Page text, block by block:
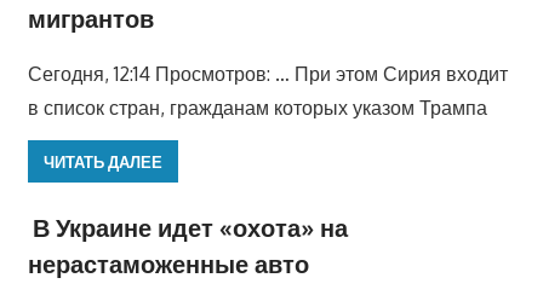
мигрантов
Сегодня, 12:14 Просмотров: … При этом Сирия входит
в список стран, гражданам которых указом Трампа
ЧИТАТЬ ДАЛЕЕ
В Украине идет «охота» на
нерастаможенные авто